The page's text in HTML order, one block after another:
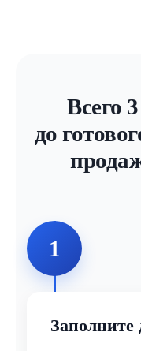
Всего
до
1
Заполните